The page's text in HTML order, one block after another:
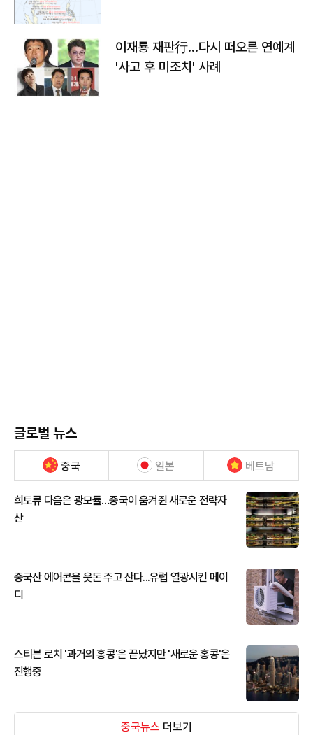
이재룡 재판行…다시 떠오른 연예계
'사고 후 미조치' 사례
글로벌 뉴스
중국 일본 베트남
희토류 다음은 광모듈…중국이 움켜쥔 새로운 전략자
산
중국산 에어콘을 웃돈 주고 산다...유럽 열광시킨 메이
디
스티븐 로치 '과거의 홍콩'은 끝났지만 '새로운 홍콩'은
진행중
중국뉴스 더보기